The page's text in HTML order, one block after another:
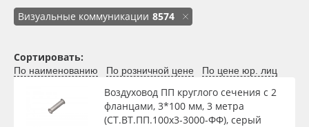
Каталог
Orafol
Весь каталог
Рулонные материалы
Самоклеящиеся плёнки
Визуальные коммуникации 8574
Системы промышленной вентиляции
Сортировать:
По наименованию По розничной цене По цене юр. лиц
Воздуховод ПП круглого сечения с 2
фланцами, 3*100 мм, 3 метра
(СТ.ВТ.ПП.100х3-3000-ФФ), серый